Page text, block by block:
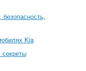
Kia